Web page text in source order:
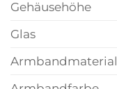
Gehäusehöhe
Glas
Armbandmaterial